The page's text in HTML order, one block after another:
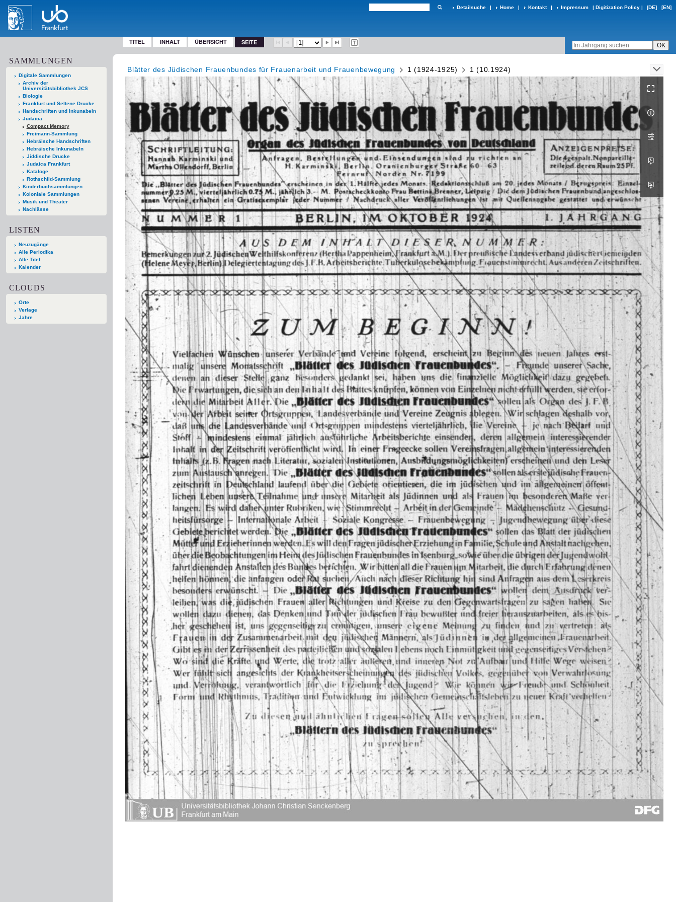
Detailsuche | Home | Kontakt | Impressum | Digitization Policy | [DE] [EN]
TITEL INHALT ÜBERSICHT SEITE
SAMMLUNGEN
Digitale Sammlungen
Archiv der
Universitätsbibliothek JCS
Biologie
Frankfurt und Seltene Drucke
Handschriften und Inkunabeln
Judaica
Compact Memory
Freimann-Sammlung
Hebräische Handschriften
Hebräische Inkunabeln
Jiddische Drucke
Judaica Frankfurt
Kataloge
Rothschild-Sammlung
Kinderbuchsammlungen
Koloniale Sammlungen
Musik und Theater
Nachlässe
LISTEN
Neuzugänge
Alle Periodika
Alle Titel
Kalender
CLOUDS
Orte
Verlage
Jahre
Blätter des Jüdischen Frauenbundes für Frauenarbeit und Frauenbewegung 1 (1924-1925) 1 (10.1924)